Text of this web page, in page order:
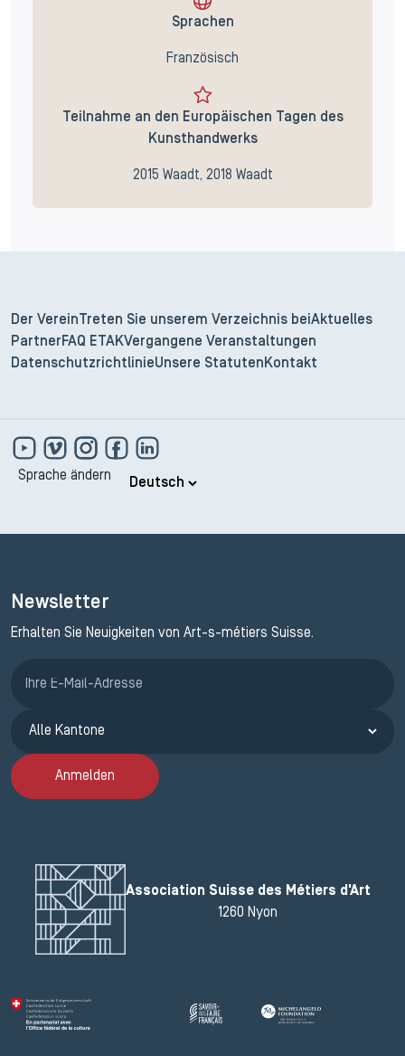
Sprachen
Französisch
Teilnahme an den Europäischen Tagen des
Kunsthandwerks
2015 Waadt, 2018 Waadt
Der Verein Treten Sie unserem Verzeichnis bei Aktuelles
Partner FAQ ETAKVergangene Veranstaltungen
DatenschutzrichtlinieUnsere Statuten Kontakt
Sprache ändern
Newsletter
Erhalten Sie Neuigkeiten von Art-s-métiers Suisse.
Anmelden
Association Suisse des Métiers d'Art
1260 Nyon